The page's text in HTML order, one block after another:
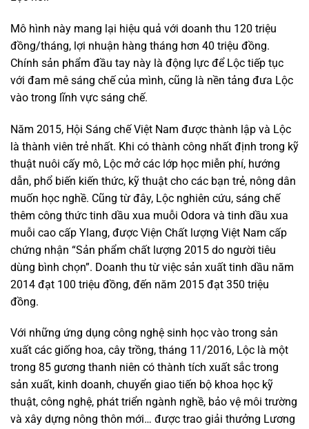
Mô hình này mang lại hiệu quả với doanh thu 120 triệu
đồng/tháng, lợi nhuận hàng tháng hơn 40 triệu đồng.
Chính sản phẩm đầu tay này là động lực để Lộc tiếp tục
với đam mê sáng chế của mình, cũng là nền tảng đưa Lộc
vào trong lĩnh vực sáng chế.
Năm 2015, Hội Sáng chế Việt Nam được thành lập và Lộc
là thành viên trẻ nhất. Khi có thành công nhất định trong kỹ
thuật nuôi cấy mô, Lộc mở các lớp học miễn phí, hướng
dẫn, phổ biến kiến thức, kỹ thuật cho các bạn trẻ, nông dân
muốn học nghề. Cũng từ đây, Lộc nghiên cứu, sáng chế
thêm công thức tinh dầu xua muỗi Odora và tinh dầu xua
muỗi cao cấp Ylang, được Viện Chất lượng Việt Nam cấp
chứng nhận “Sản phẩm chất lượng 2015 do người tiêu
dùng bình chọn”. Doanh thu từ việc sản xuất tinh dầu năm
2014 đạt 100 triệu đồng, đến năm 2015 đạt 350 triệu
đồng.
Với những ứng dụng công nghệ sinh học vào trong sản
xuất các giống hoa, cây trồng, tháng 11/2016, Lộc là một
trong 85 gương thanh niên có thành tích xuất sắc trong
sản xuất, kinh doanh, chuyển giao tiến bộ khoa học kỹ
thuật, công nghệ, phát triển ngành nghề, bảo vệ môi trường
và xây dựng nông thôn mới… được trao giải thưởng Lương